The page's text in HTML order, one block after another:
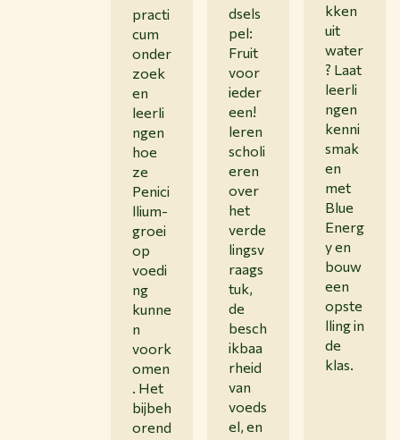
practi
cum
onder
zoek
en
leerli
ngen
hoe
ze
Penici
llium-
groei
op
voedi
ng
kunne
n
voork
omen
. Het
bijbeh
orend
dsels
pel:
Fruit
voor
ieder
een!
leren
scholi
eren
over
het
verde
lingsv
raags
tuk,
de
besch
ikbaa
rheid
van
voeds
el, en
kken
uit
water
? Laat
leerli
ngen
kenni
smak
en
met
Blue
Energ
y en
bouw
een
opste
lling in
de
klas.